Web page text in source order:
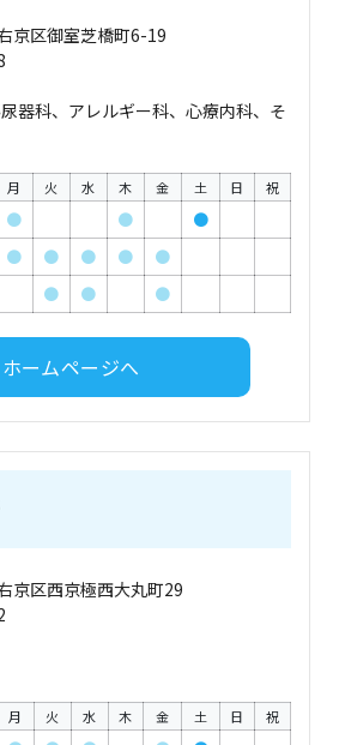
京区御室芝橋町6-19
器科、アレルギー科、心療内科、そ
月 火 水 木 金 土 日 祝
● ●
●
● ● ● ●
●
● ● ●
ホームページへ
京区西京極西大丸町29
月 火 水 木 金 土 日 祝